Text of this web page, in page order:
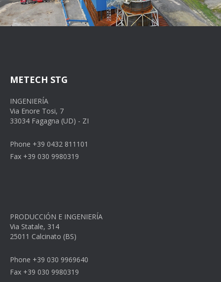
METECH STG
INGENIERÍA
Via Enore Tosi, 7
33034 Fagagna (UD) - ZI
Phone +39 0432 811101
Fax +39 030 9980319
PRODUCCIÓN E INGENIERÍA
Via Statale, 314
25011 Calcinato (BS)
Phone +39 030 9969640
Fax +39 030 9980319